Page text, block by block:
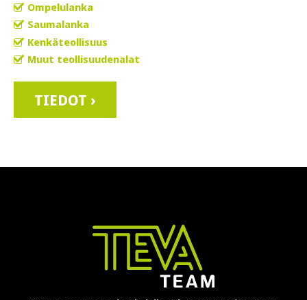
Ompelulanka
Saumalanka
Kenkäteollisuus
Muut teollisuudenalat
TIEDOT ›